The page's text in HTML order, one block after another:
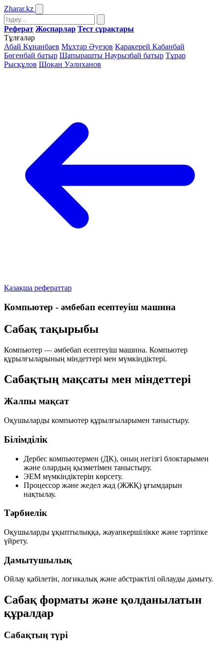
Zharar.kz
Реферат Жоспарлар Тест сұрақтары
Тұлғалар
Абай Құнанбаев Мұхтар Әуезов Қаракерей Қабанбай
Бөгенбай батыр Шапырашты Наурызбай батыр Тұрар
Рысқұлов Шоқан Уәлиханов
Қазақша рефераттар
Компьютер - әмбебап есептеуіш машина
Сабақ тақырыбы
Компьютер — әмбебап есептеуіш машина. Компьютер
құрылғыларының міндеттері мен мүмкіндіктері.
Сабақтың мақсаты мен міндеттері
Жалпы мақсат
Оқушыларды компьютер құрылғыларымен таныстыру.
Білімділік
Дербес компьютермен (ДК), оның негізгі блоктарымен
және олардың қызметімен таныстыру.
ЭЕМ мүмкіндіктерін көрсету.
Процессор және жедел жад (ЖЖҚ) ұғымдарын
нақтылау.
Тәрбиелік
Оқушыларды ұқыптылыққа, жауапкершілікке және тәртіпке
үйрету.
Дамытушылық
Ойлау қабілетін, логикалық және абстрактілі ойлауды дамыту.
Сабақ форматы және қолданылатын
құралдар
Сабақтың түрі